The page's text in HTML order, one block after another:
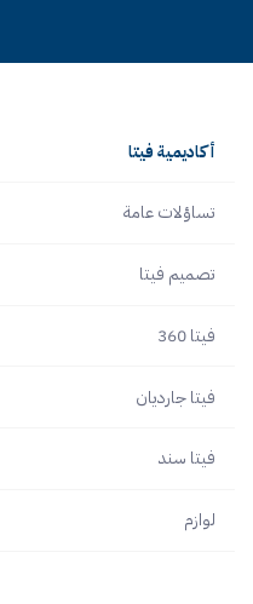
أكاديمية فيتا
تساؤلات عامة
تصميم فيتا
فيتا 360
فيتا جارديان
فيتا سند
لوازم